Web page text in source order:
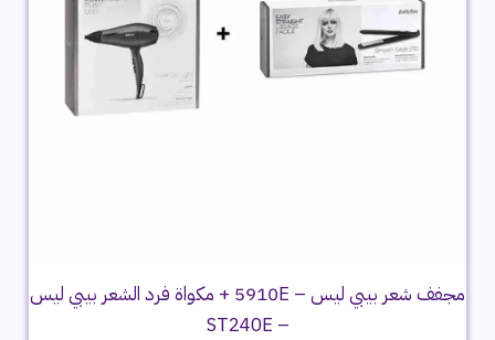
مجفف شعر بيبي ليس – 5910E + مكواة فرد الشعر بيبي ليس
– ST240E